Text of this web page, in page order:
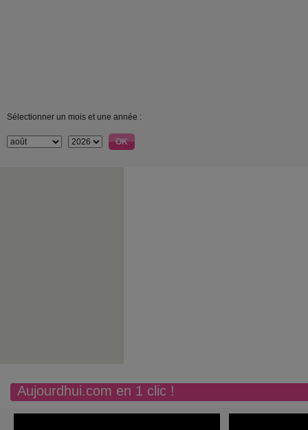
Sélectionner un mois et une année :
Aujourdhui.com en 1 clic !